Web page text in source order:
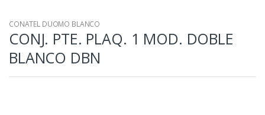
CONATEL DUOMO BLANCO
CONJ. PTE. PLAQ. 1 MOD. DOBLE
BLANCO DBN